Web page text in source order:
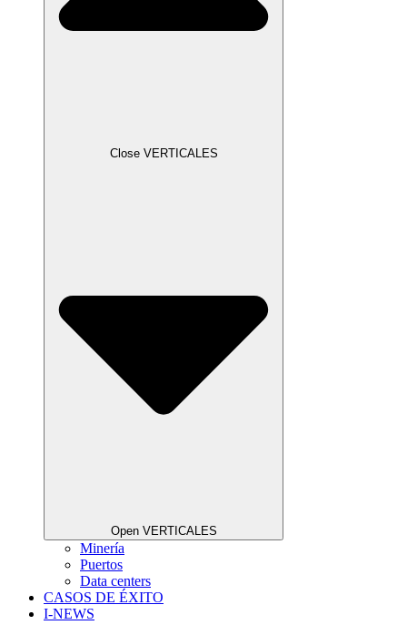
Close VERTICALES
Open VERTICALES
Minería
Puertos
Data centers
CASOS DE ÉXITO
I-NEWS